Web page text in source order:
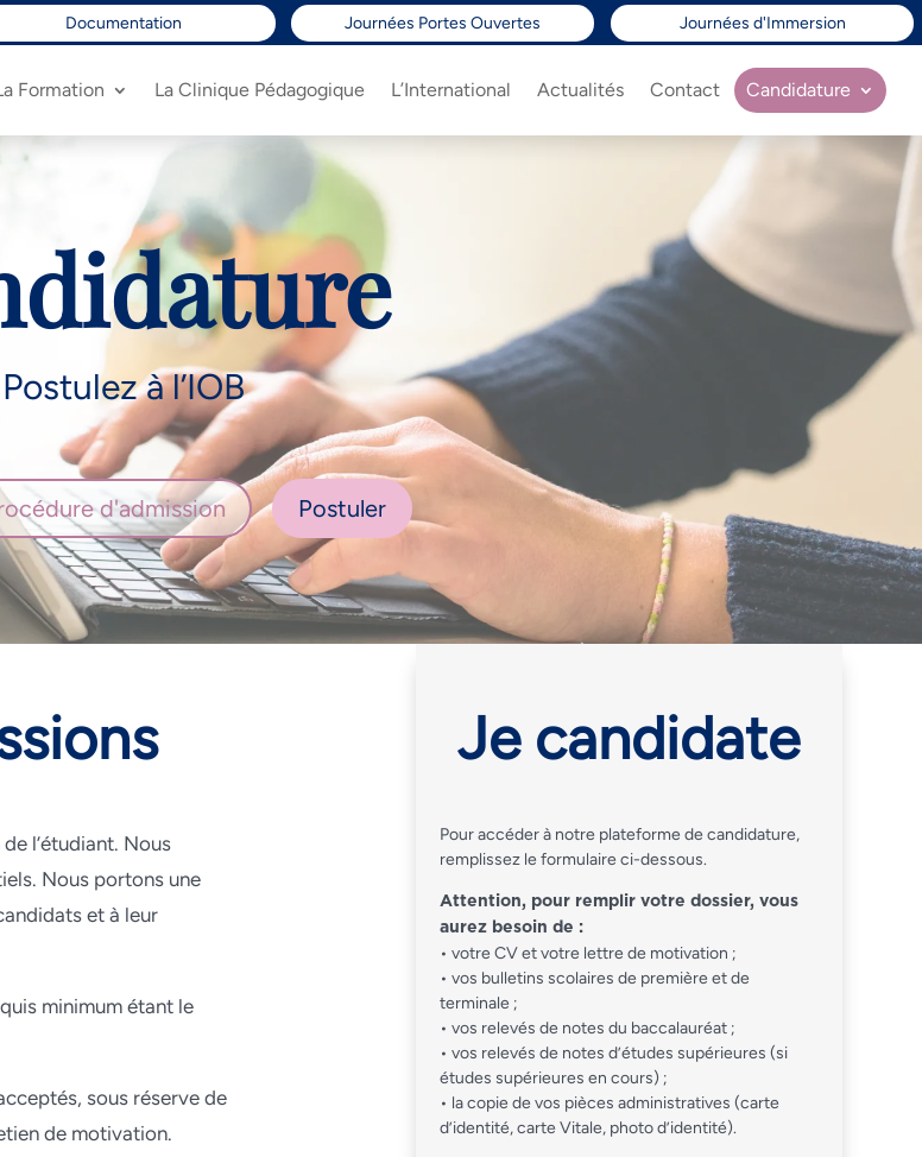
Documentation Journées Portes Ouvertes Journées d'Immersion
Formation La Clinique Pédagogique L’International Actualités Contact Candidature
Postulez à l’IOB
d'admission Postuler
l’étudiant. Nous
Nous portons une
et à leur
minimum étant le
sous réserve de
de motivation.
Je candidate
Pour accéder à notre plateforme de candidature,
remplissez le formulaire ci-dessous.
Attention, pour remplir votre dossier, vous
aurez besoin de :
• votre CV et votre lettre de motivation ;
• vos bulletins scolaires de première et de
terminale ;
• vos relevés de notes du baccalauréat ;
• vos relevés de notes d’études supérieures (si
études supérieures en cours) ;
• la copie de vos pièces administratives (carte
d’identité, carte Vitale, photo d’identité).